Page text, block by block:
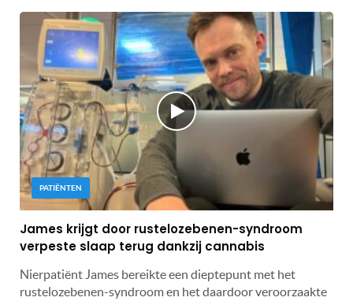
PATIËNTEN
James krijgt door rustelozebenen-syndroom
verpeste slaap terug dankzij cannabis
Nierpatiënt James bereikte een dieptepunt met het
rustelozebenen-syndroom en het daardoor veroorzaakte